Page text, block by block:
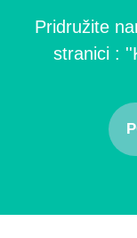
Pridružite
stranici :